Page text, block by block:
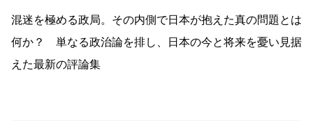
混迷を極める政局。その内側で日本が抱えた真の問題とは
何か？ 単なる政治論を排し、日本の今と将来を憂い見据
えた最新の評論集